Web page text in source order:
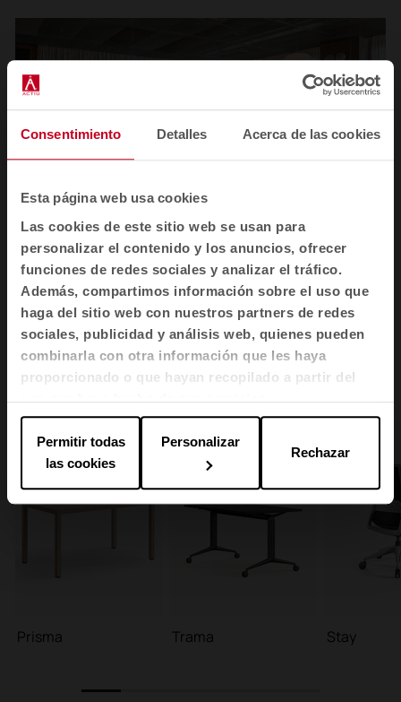
Consentimiento Detalles Acerca de las cookies
Esta página web usa cookies
Las cookies de este sitio web se usan para
personalizar el contenido y los anuncios, ofrecer
funciones de redes sociales y analizar el tráfico.
Además, compartimos información sobre el uso que
haga del sitio web con nuestros partners de redes
sociales, publicidad y análisis web, quienes pueden
combinarla con otra información que les haya
proporcionado o que hayan recopilado a partir del
uso que haya hecho de sus servicios.
Permitir todas
las cookies
Personalizar
Rechazar
1 2 3 4
Ver todas las imágenes
Prisma Trama Stay